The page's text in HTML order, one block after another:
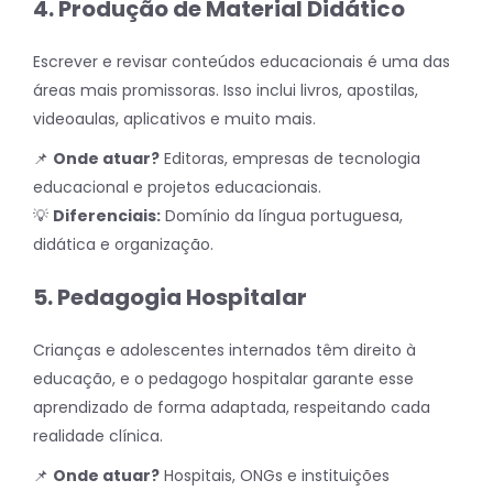
4. Produção de Material Didático
Escrever e revisar conteúdos educacionais é uma das
áreas mais promissoras. Isso inclui livros, apostilas,
videoaulas, aplicativos e muito mais.
📌 Onde atuar? Editoras, empresas de tecnologia
educacional e projetos educacionais.
💡 Diferenciais: Domínio da língua portuguesa,
didática e organização.
5. Pedagogia Hospitalar
Crianças e adolescentes internados têm direito à
educação, e o pedagogo hospitalar garante esse
aprendizado de forma adaptada, respeitando cada
realidade clínica.
📌 Onde atuar? Hospitais, ONGs e instituições